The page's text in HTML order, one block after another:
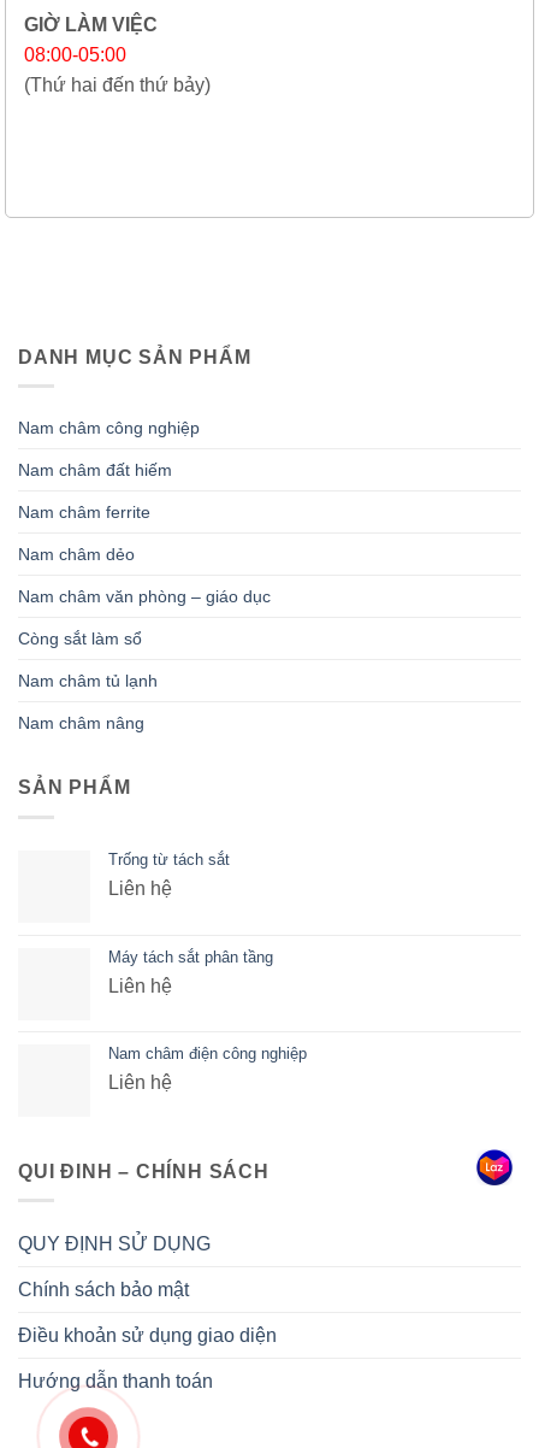
GIỜ LÀM VIỆC
08:00-05:00
(Thứ hai đến thứ bảy)
DANH MỤC SẢN PHẨM
Nam châm công nghiệp
Nam châm đất hiếm
Nam châm ferrite
Nam châm dẻo
Nam châm văn phòng – giáo dục
Còng sắt làm sổ
Nam châm tủ lạnh
Nam châm nâng
SẢN PHẨM
Trống từ tách sắt
Liên hệ
Máy tách sắt phân tầng
Liên hệ
Nam châm điện công nghiệp
Liên hệ
QUI ĐINH – CHÍNH SÁCH
QUY ĐỊNH SỬ DỤNG
Chính sách bảo mật
Điều khoản sử dụng giao diện
Hướng dẫn thanh toán